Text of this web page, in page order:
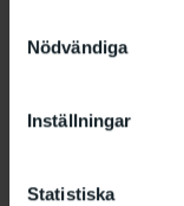
Nödvändiga
Inställningar
Statistiska
experimenterar
utförande, och
konstnären